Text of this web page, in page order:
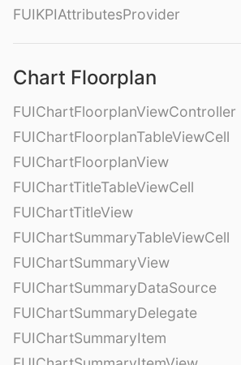
FUIKPIAttributesProvider
Chart Floorplan
FUIChartFloorplanViewController
FUIChartFloorplanTableViewCell
FUIChartFloorplanView
FUIChartTitleTableViewCell
FUIChartTitleView
FUIChartSummaryTableViewCell
FUIChartSummaryView
FUIChartSummaryDataSource
FUIChartSummaryDelegate
FUIChartSummaryItem